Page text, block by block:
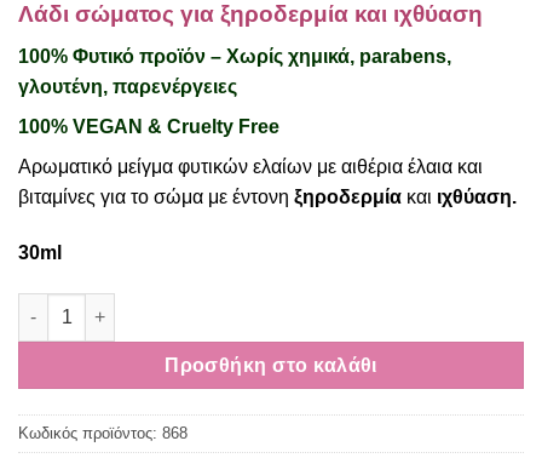
βαθμολογίεςwas:
27,80€.
τιμή
είναι:
26,40€.
Λάδι σώματος για ξηροδερμία και ιχθύαση
100% Φυτικό προϊόν – Χωρίς χημικά, parabens,
γλουτένη, παρενέργειες
100% VEGAN & Cruelty Free
Αρωματικό μείγμα φυτικών ελαίων με αιθέρια έλαια και
βιταμίνες για το σώμα με έντονη ξηροδερμία και ιχθύαση.
30ml
Λάδι για Ξηροδερμία και Ιχθύαση ποσότητα
Προσθήκη στο καλάθι
Κωδικός προϊόντος: 868